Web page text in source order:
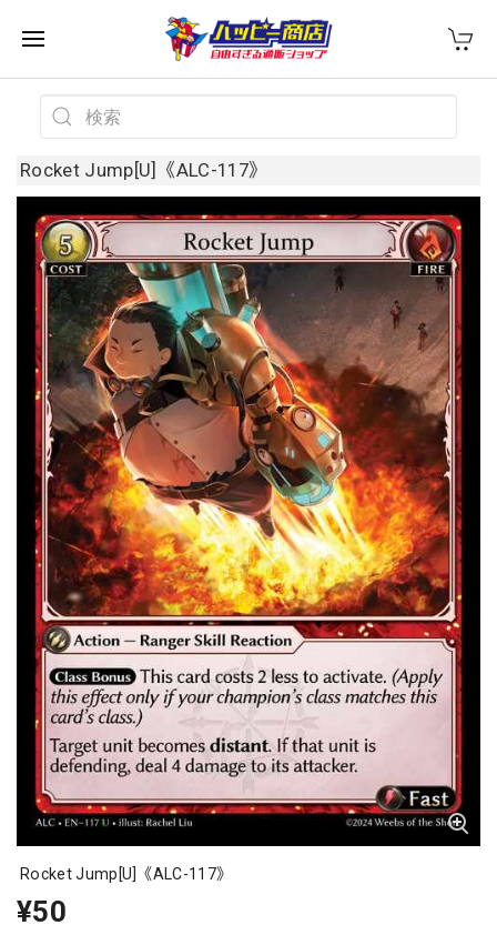
Rocket Jump[U]《ALC-117》
Rocket Jump[U]《ALC-117》
¥50